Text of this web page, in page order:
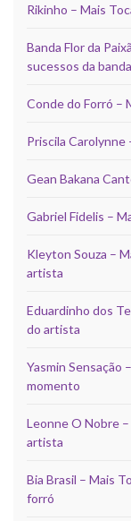
Rikinho – Mais
Banda Flor da
sucessos da banda
Conde do Forró –
Priscila Carolynne
Gean Bakana
Gabriel Fidelis –
Kleyton Souza –
artista
Eduardinho dos
do artista
Yasmin Sensação
momento
Leonne O Nobre
artista
Bia Brasil – Mais
forró